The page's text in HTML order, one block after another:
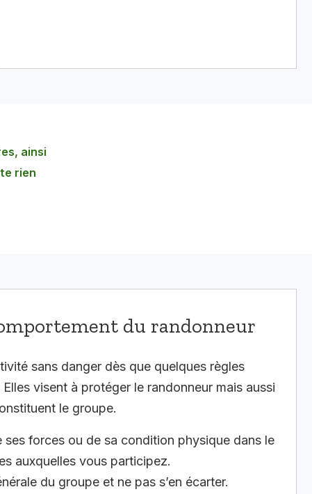
ainsi
rien
du randonneur
sans danger dès que quelques règles
visent à protéger le randonneur mais aussi
le groupe.
ses forces ou de sa condition physique dans le
auxquelles vous participez.
du groupe et ne pas s’en écarter.